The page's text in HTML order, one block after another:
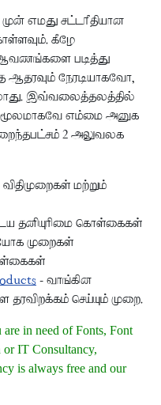
எமது சட்டரீதியான
கீழே
படித்து
ஆதரவும் நேரடியாகவோ,
இவ்வலைத்தலத்தில்
மூலமாகவே எம்மை அனுக
2 அலுவலக
விதிமுறைகள் மற்றும்
தனியுரிமை கொள்கைகள்
முறைகள்
- வாங்கின
செய்யும் முறை.
in need of Fonts, Font
or IT Consultancy,
is always free and our